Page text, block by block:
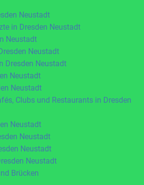
Neustadt
in Dresden Neustadt
Neustadt
Neustadt
Dresden Neustadt
Neustadt
Neustadt
Clubs und Restaurants in Dresden
Neustadt
Neustadt
Neustadt
Neustadt
Brücken